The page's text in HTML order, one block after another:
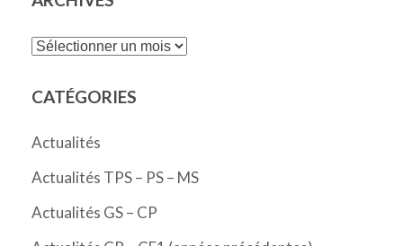
Archives
CATÉGORIES
Actualités
Actualités TPS – PS – MS
Actualités GS – CP